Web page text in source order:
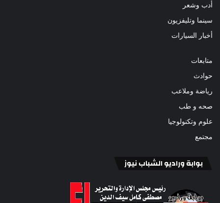
أدب وشعر
سينما وتليفزيون
أخبار السيارات
متابعات
حوادث
رياضة وملاعب
صحه و طب
علوم وتكنولوجيا
مجتمع
بوابة وراديو الشباب نيوز